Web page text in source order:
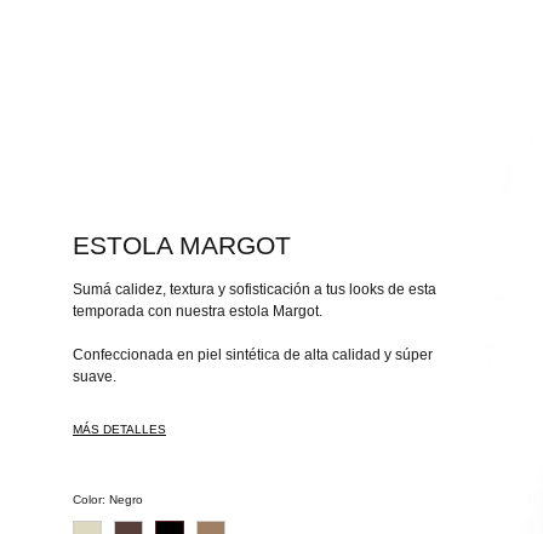
ESTOLA MARGOT
Sumá calidez, textura y sofisticación a tus looks de esta
temporada con nuestra estola Margot.
Confeccionada en piel sintética de alta calidad y súper
suave.
MÁS DETALLES
Color: Negro